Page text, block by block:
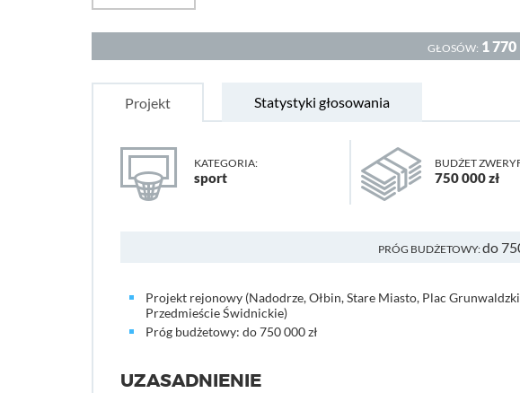
GŁOSÓW: 1 770
Projekt Statystyki głosowania
KATEGORIA:
sport
BUDŻET
750 000 zł
PRÓG BUDŻETOWY:do
Projekt rejonowy (Nadodrze, Ołbin, Stare Miasto, Plac
Przedmieście Świdnickie)
Próg budżetowy: do 750 000 zł
UZASADNIENIE